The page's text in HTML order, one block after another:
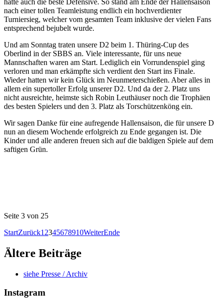
hatte auch die beste Defensive. So stand am Ende der Hallensaison
nach einer tollen Teamleistung endlich ein hochverdienter
Turniersieg, welcher vom gesamten Team inklusive der vielen Fans
entsprechend bejubelt wurde.
Und am Sonntag traten unsere D2 beim 1. Thüring-Cup des
Oberlind in der SBBS an. Viele interessante, für uns neue
Mannschaften waren am Start. Lediglich ein Vorrundenspiel ging
verloren und man erkämpfte sich verdient den Start ins Finale.
Wieder hatten wir kein Glück im Neunmeterschießen. Aber alles in
allem ein supertoller Erfolg unserer D2. Und da der 2. Platz uns
nicht ausreichte, heimste sich Robin Leuthäuser noch die Trophäen
des besten Spielers und den 3. Platz als Torschützenköng ein.
Wir sagen Danke für eine aufregende Hallensaison, die für unsere D
nun an diesem Wochende erfolgreich zu Ende gegangen ist. Die
Kinder und alle anderen freuen sich auf die baldigen Spiele auf dem
saftigen Grün.
Seite 3 von 25
StartZurück1 2345678910WeiterEnde
Ältere Beiträge
siehe Presse / Archiv
Instagram